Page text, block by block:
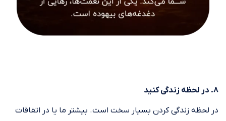
۸. در لحظه زندگی کنید
در لحظه زندگی کردن بسیار سخت است. بیشتر ما یا در اتفاقات